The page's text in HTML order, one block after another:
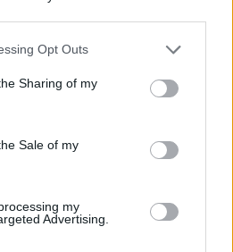
app uses one or more Google
behaviour. You may click to
and its third-party tags to
purposes in below Google
Opt Outs
Sharing of my
Sale of my
my
Advertising.
Diturco